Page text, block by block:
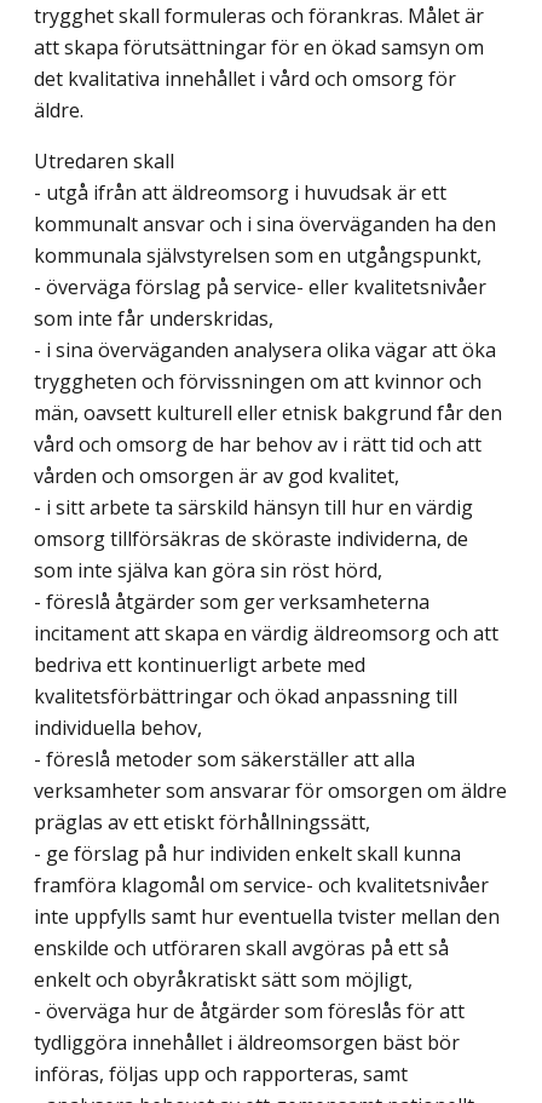
trygghet skall formuleras och förankras. Målet är
att skapa förutsättningar för en ökad samsyn om
det kvalitativa innehållet i vård och omsorg för
äldre.
Utredaren skall
- utgå ifrån att äldreomsorg i huvudsak är ett
kommunalt ansvar och i sina överväganden ha den
kommunala självstyrelsen som en utgångspunkt,
- överväga förslag på service- eller kvalitetsnivåer
som inte får underskridas,
- i sina överväganden analysera olika vägar att öka
tryggheten och förvissningen om att kvinnor och
män, oavsett kulturell eller etnisk bakgrund får den
vård och omsorg de har behov av i rätt tid och att
vården och omsorgen är av god kvalitet,
- i sitt arbete ta särskild hänsyn till hur en värdig
omsorg tillförsäkras de sköraste individerna, de
som inte själva kan göra sin röst hörd,
- föreslå åtgärder som ger verksamheterna
incitament att skapa en värdig äldreomsorg och att
bedriva ett kontinuerligt arbete med
kvalitetsförbättringar och ökad anpassning till
individuella behov,
- föreslå metoder som säkerställer att alla
verksamheter som ansvarar för omsorgen om äldre
präglas av ett etiskt förhållningssätt,
- ge förslag på hur individen enkelt skall kunna
framföra klagomål om service- och kvalitetsnivåer
inte uppfylls samt hur eventuella tvister mellan den
enskilde och utföraren skall avgöras på ett så
enkelt och obyråkratiskt sätt som möjligt,
- överväga hur de åtgärder som föreslås för att
tydliggöra innehållet i äldreomsorgen bäst bör
införas, följas upp och rapporteras, samt